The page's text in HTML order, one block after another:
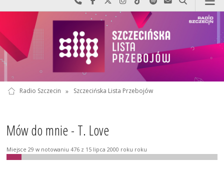
Radio Szczecin » Szczecińska Lista Przebojów
Mów do mnie - T. Love
Miejsce 29 w notowaniu 476 z 15 lipca 2000 roku roku